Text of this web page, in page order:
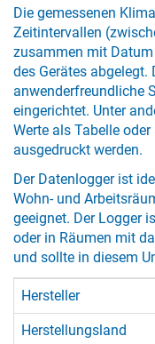
Die gemessenen
Zeitintervallen
zusammen mit
des Gerätes abgelegt.
anwenderfreundliche
eingerichtet. Unter
Werte als Tabelle
ausgedruckt werden.
Der Datenlogger ist
Wohn- und
geeignet. Der Logger
oder in Räumen mit
und sollte in diesem
Hersteller
Herstellungsland